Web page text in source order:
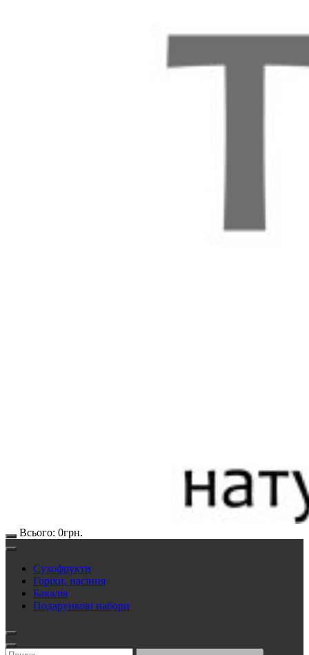
Всього: 0грн.
Сухофрукти
Горіхи, насіння
Бакалія
Подарункові набори